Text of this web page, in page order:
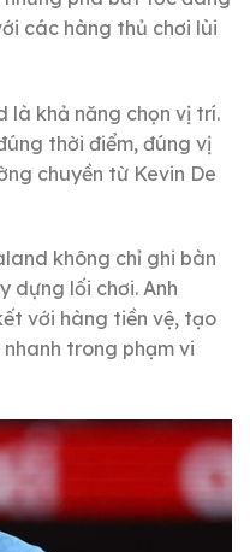
các hàng thủ chơi lùi
là khả năng chọn vị trí.
thời điểm, đúng vị
chuyền từ Kevin De
không chỉ ghi bàn
dựng lối chơi. Anh
với hàng tiền vệ, tạo
trong phạm vi